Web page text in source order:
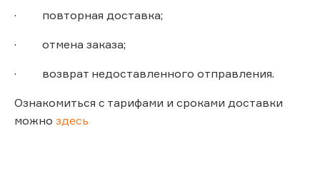
· повторная доставка;
· отмена заказа;
· возврат недоставленного отправления.
Ознакомиться с тарифами и сроками доставки
можно здесь